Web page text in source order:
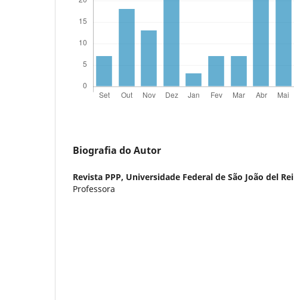
Biografia do Autor
Revista PPP, Universidade Federal de São João del Rei
Professora